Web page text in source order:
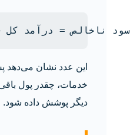
این عدد نشان می‌دهد پس
خدمات، چقدر پول
دیگر پوشش داده شود.